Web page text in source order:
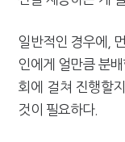
일반적인 경우에,
인에게 얼만큼 분
회에 걸쳐 진행할
것이 필요하다.